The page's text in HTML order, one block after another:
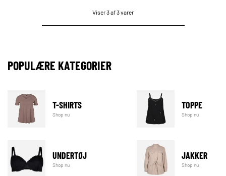
Viser 3 af 3 varer
POPULÆRE KATEGORIER
T-SHIRTS
Shop nu
TOPPE
Shop nu
UNDERTØJ
Shop nu
JAKKER
Shop nu